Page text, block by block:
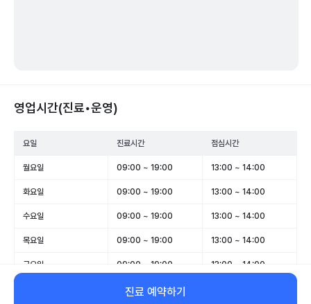
영업시간(진료•운영)
요일 진료시간 점심시간
월요일 09:00 ~ 19:00 13:00 ~ 14:00
화요일 09:00 ~ 19:00 13:00 ~ 14:00
수요일 09:00 ~ 19:00 13:00 ~ 14:00
목요일 09:00 ~ 19:00 13:00 ~ 14:00
금요일 09:00 ~ 19:00 13:00 ~ 14:00
09:00 ~ 14:00
진료 예약하기